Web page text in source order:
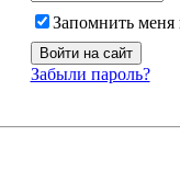
Запомнить меня
Забыли пароль?